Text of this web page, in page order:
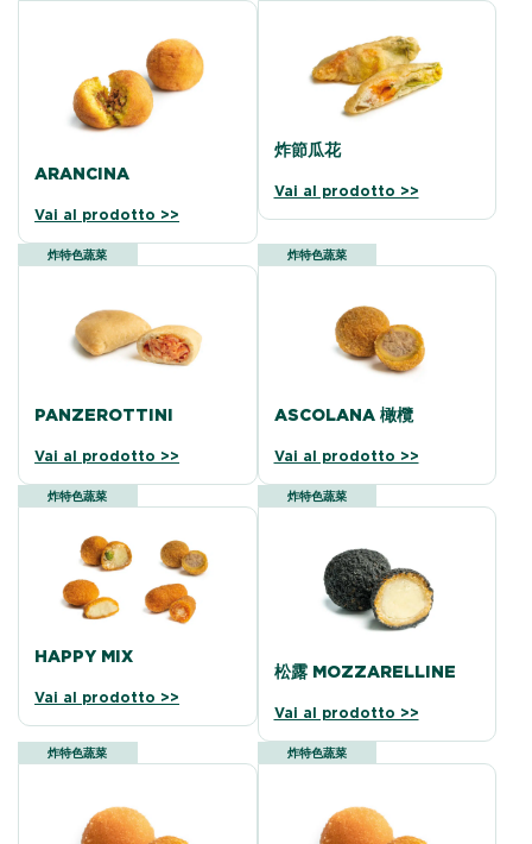
ARANCINA
Vai al prodotto >>
炸節瓜花
Vai al prodotto >>
炸特色蔬菜
PANZEROTTINI
Vai al prodotto >>
炸特色蔬菜
ASCOLANA 橄欖
Vai al prodotto >>
炸特色蔬菜
HAPPY MIX
Vai al prodotto >>
炸特色蔬菜
松露 MOZZARELLINE
Vai al prodotto >>
炸特色蔬菜 炸特色蔬菜